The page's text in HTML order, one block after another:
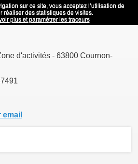
sur ce site, vous acceptez l’utilisation de
réaliser des statistiques de visites.
plus et paramétrer les traceurs
Atelier Gillard Menu
d'activités - 63800 Cournon-